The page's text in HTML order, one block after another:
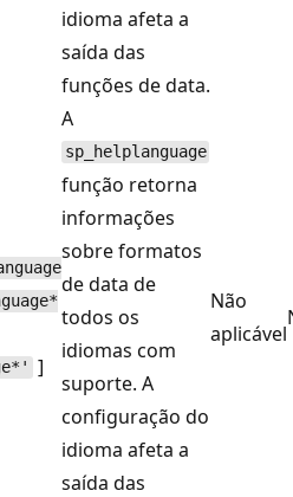
idioma afeta a
saída das
funções de data.
]
A
sp_helplanguage
função retorna
informações
sobre formatos
de data de
todos os
idiomas com
suporte. A
configuração do
idioma afeta a
saída das
Não
aplicável